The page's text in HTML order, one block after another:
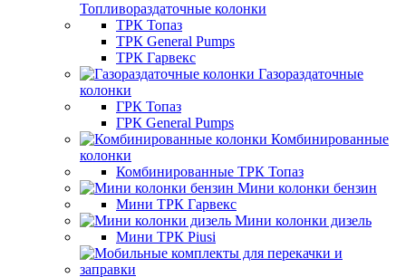
Топливораздаточные колонки
ТРК Топаз
ТРК General Pumps
ТРК Гарвекс
Газораздаточные
колонки
ГРК Топаз
ГРК General Pumps
Комбинированные
колонки
Комбинированные ТРК Топаз
Мини колонки бензин
Мини ТРК Гарвекс
Мини колонки дизель
Мини ТРК Piusi